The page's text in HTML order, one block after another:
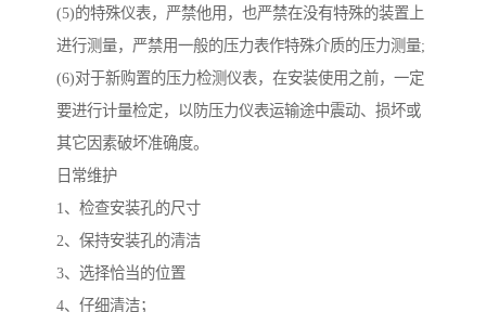
(5)的特殊仪表，严禁他用，也严禁在没有特殊的装置上
进行测量，严禁用一般的压力表作特殊介质的压力测量;
(6)对于新购置的压力检测仪表，在安装使用之前，一定
要进行计量检定，以防压力仪表运输途中震动、损坏或
其它因素破坏准确度。
日常维护
1、检查安装孔的尺寸
2、保持安装孔的清洁
3、选择恰当的位置
4、仔细清洁；